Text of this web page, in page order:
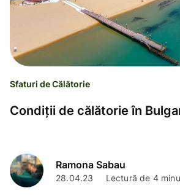
Sfaturi de Călătorie
Condiții de călătorie în
Ramona Sabau
28.04.23 Lectură de 4